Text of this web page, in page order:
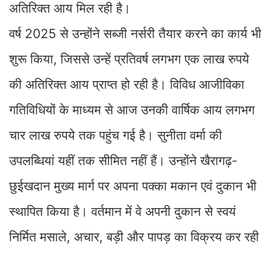
अतिरिक्त आय मिल रही है।
वर्ष 2025 से उन्होंने सब्जी नर्सरी तैयार करने का कार्य भी
शुरू किया, जिससे उन्हें प्रतिवर्ष लगभग एक लाख रुपये
की अतिरिक्त आय प्राप्त हो रही है। विविध आजीविका
गतिविधियों के माध्यम से आज उनकी वार्षिक आय लगभग
चार लाख रुपये तक पहुंच गई है। सुनीता वर्मा की
उपलब्धियां यहीं तक सीमित नहीं हैं। उन्होंने खैरागढ़-
छुईखदान मुख्य मार्ग पर अपना पक्का मकान एवं दुकान भी
स्थापित किया है। वर्तमान में वे अपनी दुकान से स्वयं
निर्मित मसाले, अचार, बड़ी और पापड़ का विक्रय कर रही